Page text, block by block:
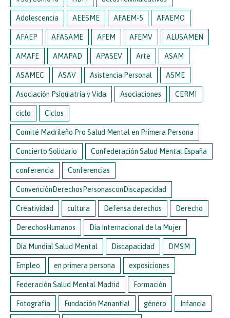
Adolescencia AEESME AFAEM-5 AFAEMO
AFAEP AFASAME AFEM AFEMV ALUSAMEN
AMAFE AMAPAD APASEV Arte ASAM
ASAMEC ASAV Asistencia Personal ASME
Asociación Psiquiatría y Vida Asociaciones CERMI
ciclo Ciclos
Comité Madrileño Pro Salud Mental en Primera Persona
Concierto Solidario Confederación Salud Mental España
conferencia Conferencias
ConvenciónDerechosPersonasconDiscapacidad
Creatividad cultura Defensa derechos Derecho
DerechosHumanos Día Internacional de la Mujer
Día Mundial Salud Mental Discapacidad DMSM
Empleo en primera persona exposiciones
Federación Salud Mental Madrid Formación
Fotografía Fundación Manantial género Infancia